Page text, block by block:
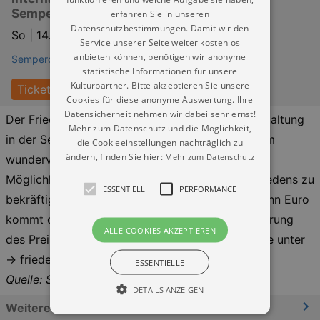
Semperoper Dresden
So | 14.02.2027 | 11:00
Semperoper Dresden
Tickets
Der Friedenspreis Dresden bietet mit der Veranstaltung
in der Semperoper nicht nur einen Platz in diesem
wundervollen Haus an, sondern vor allem die
Möglichkeit für jedermann, die Botschaft des Friedens zu
bekräftigen. Der symbolische Ticketpreis von zehn Euro
kommt der weiteren Bekanntmachung und Förderung
des Preises zugute. Alle Informationen finden Sie unter
→ friedenspreis-dresden.de
Quelle: Semperoper Dresden
Weitere Informationen
erfahren Sie in unseren
Datenschutzbestimmungen. Damit wir den
Service unserer Seite weiter kostenlos
anbieten können, benötigen wir anonyme
statistische Informationen für unsere
Kulturpartner. Bitte akzeptieren Sie unsere
Cookies für diese anonyme Auswertung. Ihre
Datensicherheit nehmen wir dabei sehr ernst!
Mehr zum Datenschutz und die Möglichkeit,
die Cookieeinstellungen nachträglich zu
ändern, finden Sie hier: Mehr zum Datenschutz
ESSENTIELL PERFORMANCE
ALLE COOKIES AKZEPTIEREN
ESSENTIELLE
DETAILS ANZEIGEN